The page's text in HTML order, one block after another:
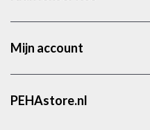
Mijn account
PEHAstore.nl